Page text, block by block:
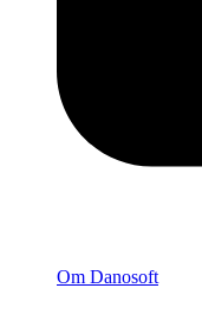
Om Danosoft